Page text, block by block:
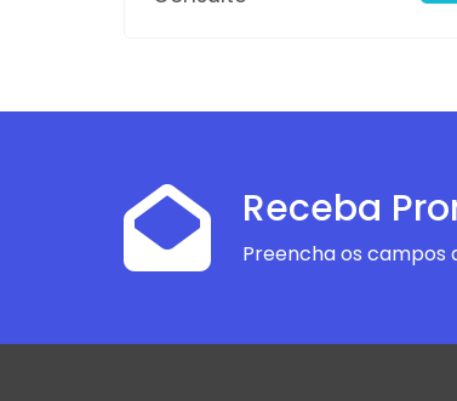
Receba
Preencha os campos